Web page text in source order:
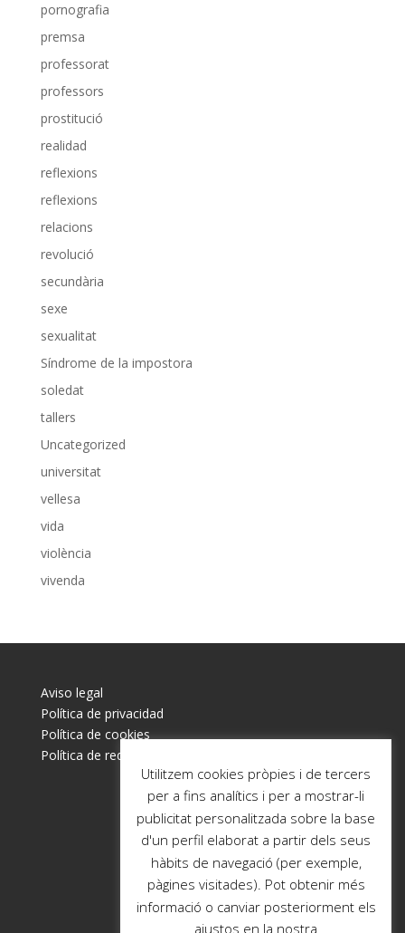
pornografia
premsa
professorat
professors
prostitució
realidad
reflexions
reflexions
relacions
revolució
secundària
sexe
sexualitat
Síndrome de la impostora
soledat
tallers
Uncategorized
universitat
vellesa
vida
violència
vivenda
Aviso legal
Política de privacidad
Política de cookies
Política de redes sociales
Utilitzem cookies pròpies i de tercers
per a fins analítics i per a mostrar-li
publicitat personalitzada sobre la base
d'un perfil elaborat a partir dels seus
hàbits de navegació (per exemple,
pàgines visitades). Pot obtenir més
informació o canviar posteriorment els
ajustos en la nostra